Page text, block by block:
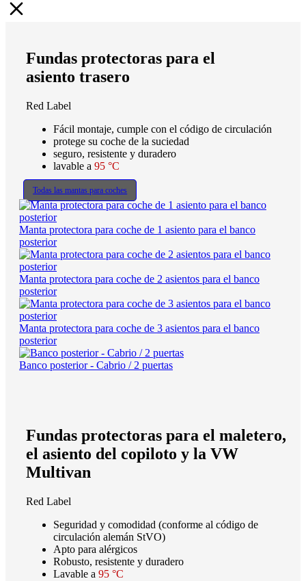
Fundas protectoras para el
asiento trasero
Red Label
Fácil montaje, cumple con el código de circulación
protege su coche de la suciedad
seguro, resistente y duradero
lavable a 95 °C
Todas las mantas para coches
Manta protectora para coche de 1 asiento para el banco
posterior
Manta protectora para coche de 2 asientos para el banco
posterior
Manta protectora para coche de 3 asientos para el banco
posterior
Banco posterior - Cabrio / 2 puertas
Fundas protectoras para el maletero,
el asiento del copiloto y la VW
Multivan
Red Label
Seguridad y comodidad (conforme al código de
circulación alemán StVO)
Apto para alérgicos
Robusto, resistente y duradero
Lavable a 95 °C